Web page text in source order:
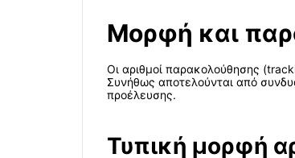
Μορφή και
Οι αριθμοί παρακολούθησης
Συνήθως αποτελούνται από
προέλευσης.
Τυπική μορφή